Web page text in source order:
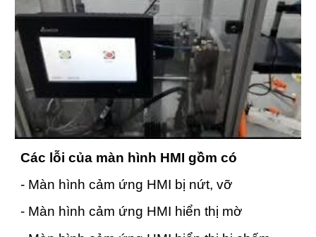
Các lỗi của màn hình HMI gồm có
- Màn hình cảm ứng HMI bị nứt, vỡ
- Màn hình cảm ứng HMI hiển thị mờ